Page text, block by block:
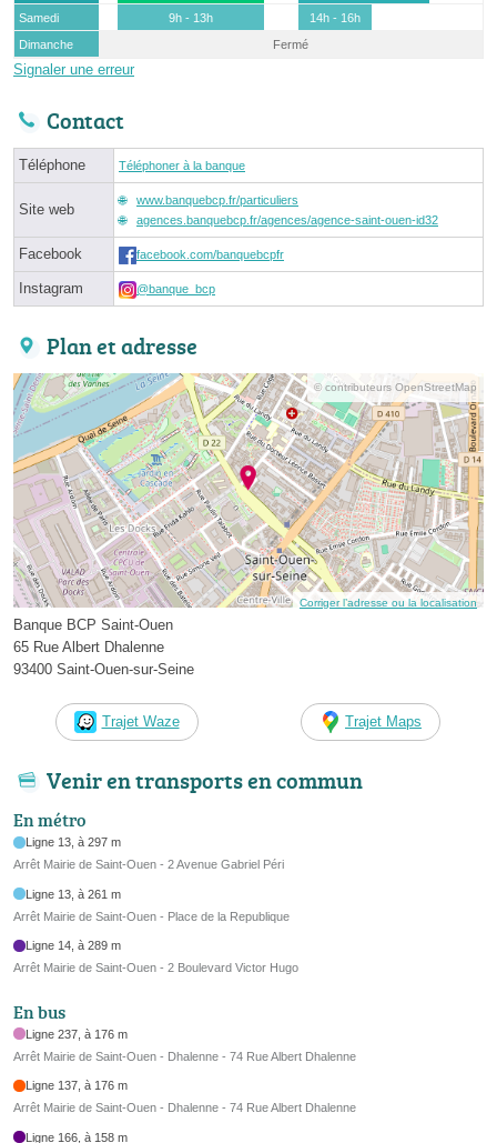
Samedi
9h - 13h
14h - 16h
Dimanche
Fermé
Signaler une erreur
Contact
Téléphone Téléphoner à la banque
Site web
www.banquebcp.fr/particuliers
agences.banquebcp.fr/agences/agence-saint-ouen-id32
Facebook facebook.com/banquebcpfr
Instagram @banque_bcp
Plan et adresse
© contributeurs OpenStreetMap
Corriger l’adresse ou la localisation
Banque BCP Saint-Ouen
65 Rue Albert Dhalenne
93400 Saint-Ouen-sur-Seine
Trajet Waze Trajet Maps
Venir en transports en commun
En métro
Ligne 13, à 297 m
Arrêt Mairie de Saint-Ouen - 2 Avenue Gabriel Péri
Ligne 13, à 261 m
Arrêt Mairie de Saint-Ouen - Place de la Republique
Ligne 14, à 289 m
Arrêt Mairie de Saint-Ouen - 2 Boulevard Victor Hugo
En bus
Ligne 237, à 176 m
Arrêt Mairie de Saint-Ouen - Dhalenne - 74 Rue Albert Dhalenne
Ligne 137, à 176 m
Arrêt Mairie de Saint-Ouen - Dhalenne - 74 Rue Albert Dhalenne
Ligne 166, à 158 m